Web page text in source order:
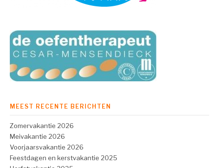
MEEST RECENTE BERICHTEN
Zomervakantie 2026
Meivakantie 2026
Voorjaarsvakantie 2026
Feestdagen en kerstvakantie 2025